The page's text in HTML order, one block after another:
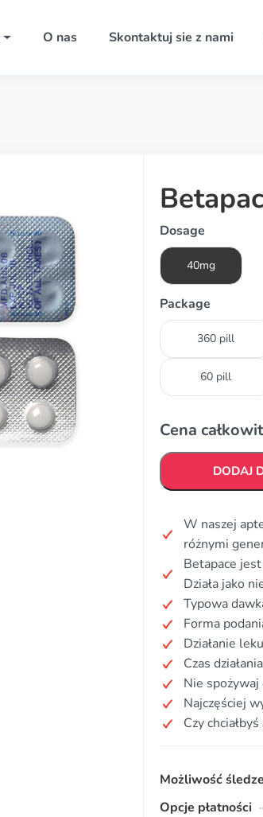
O nas Skontaktuj sie z nami
Dosage
40mg
Package
360 pill
60 pill
Cena
DODAJ
W naszej
różnymi
Betapace
Działa jako
Typowa
Forma
Działanie
Czas
Nie spożywaj
Najczęściej
Czy
Możliwość
Opcje płatności